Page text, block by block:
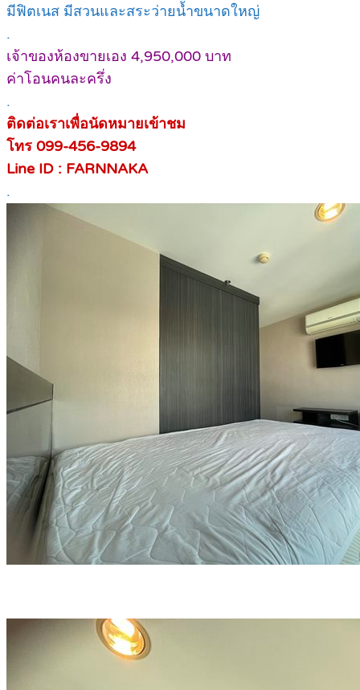
มีฟิตเนส มีสวนและสระว่ายน้ำขนาดใหญ่
.
เจ้าของห้องขายเอง 4,950,000 บาท
ค่าโอนคนละครึ่ง
.
ติดต่อเราเพื่อนัดหมายเข้าชม
โทร 099-456-9894
Line ID : FARNNAKA
.